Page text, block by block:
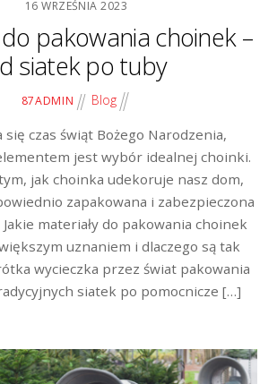
16 WRZEŚNIA 2023
pakowania choinek –
siatek po tuby
87ADMIN Blog
się czas świąt Bożego Narodzenia,
jest wybór idealnej choinki.
jak choinka udekoruje nasz dom,
zapakowana i zabezpieczona
materiały do pakowania choinek
uznaniem i dlaczego są tak
wycieczka przez świat pakowania
siatek po pomocnicze […]